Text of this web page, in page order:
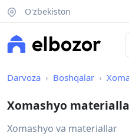
O'zbekiston
Darvoza Boshqalar
Xomashyo
Xomashyo va materiallar